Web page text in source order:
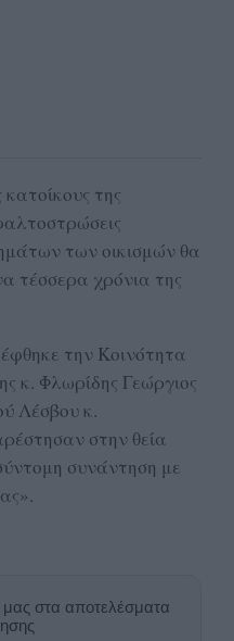
της
των οικισμών θα
τέσσερα χρόνια της
την Κοινότητα
κ. Φλωρίδης Γεώργιος
Λέσβου κ.
στην θεία
συνάντηση με
μας στα αποτελέσματα